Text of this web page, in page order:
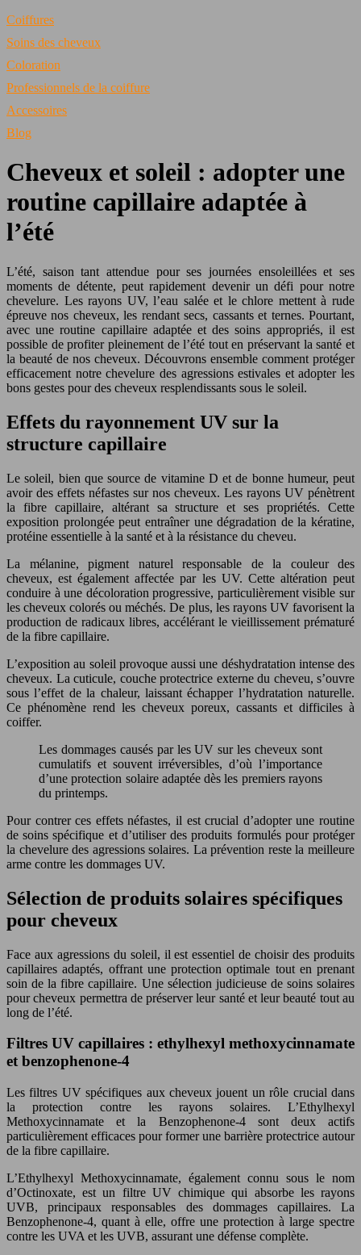
Coiffures
Soins des cheveux
Coloration
Professionnels de la coiffure
Accessoires
Blog
Cheveux et soleil : adopter une
routine capillaire adaptée à
l’été
L’été, saison tant attendue pour ses journées ensoleillées et ses
moments de détente, peut rapidement devenir un défi pour notre
chevelure. Les rayons UV, l’eau salée et le chlore mettent à rude
épreuve nos cheveux, les rendant secs, cassants et ternes. Pourtant,
avec une routine capillaire adaptée et des soins appropriés, il est
possible de profiter pleinement de l’été tout en préservant la santé et
la beauté de nos cheveux. Découvrons ensemble comment protéger
efficacement notre chevelure des agressions estivales et adopter les
bons gestes pour des cheveux resplendissants sous le soleil.
Effets du rayonnement UV sur la
structure capillaire
Le soleil, bien que source de vitamine D et de bonne humeur, peut
avoir des effets néfastes sur nos cheveux. Les rayons UV pénètrent
la fibre capillaire, altérant sa structure et ses propriétés. Cette
exposition prolongée peut entraîner une dégradation de la kératine,
protéine essentielle à la santé et à la résistance du cheveu.
La mélanine, pigment naturel responsable de la couleur des
cheveux, est également affectée par les UV. Cette altération peut
conduire à une décoloration progressive, particulièrement visible sur
les cheveux colorés ou méchés. De plus, les rayons UV favorisent la
production de radicaux libres, accélérant le vieillissement prématuré
de la fibre capillaire.
L’exposition au soleil provoque aussi une déshydratation intense des
cheveux. La cuticule, couche protectrice externe du cheveu, s’ouvre
sous l’effet de la chaleur, laissant échapper l’hydratation naturelle.
Ce phénomène rend les cheveux poreux, cassants et difficiles à
coiffer.
Les dommages causés par les UV sur les cheveux sont
cumulatifs et souvent irréversibles, d’où l’importance
d’une protection solaire adaptée dès les premiers rayons
du printemps.
Pour contrer ces effets néfastes, il est crucial d’adopter une routine
de soins spécifique et d’utiliser des produits formulés pour protéger
la chevelure des agressions solaires. La prévention reste la meilleure
arme contre les dommages UV.
Sélection de produits solaires spécifiques
pour cheveux
Face aux agressions du soleil, il est essentiel de choisir des produits
capillaires adaptés, offrant une protection optimale tout en prenant
soin de la fibre capillaire. Une sélection judicieuse de soins solaires
pour cheveux permettra de préserver leur santé et leur beauté tout au
long de l’été.
Filtres UV capillaires : ethylhexyl methoxycinnamate
et benzophenone-4
Les filtres UV spécifiques aux cheveux jouent un rôle crucial dans
la protection contre les rayons solaires. L’Ethylhexyl
Methoxycinnamate et la Benzophenone-4 sont deux actifs
particulièrement efficaces pour former une barrière protectrice autour
de la fibre capillaire.
L’Ethylhexyl Methoxycinnamate, également connu sous le nom
d’Octinoxate, est un filtre UV chimique qui absorbe les rayons
UVB, principaux responsables des dommages capillaires. La
Benzophenone-4, quant à elle, offre une protection à large spectre
contre les UVA et les UVB, assurant une défense complète.